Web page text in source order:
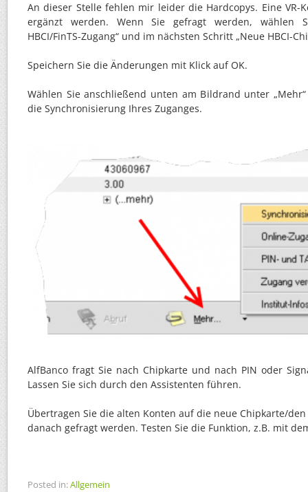
An dieser Stelle fehlen mir leider die Hardcopys. Eine VR-
ergänzt werden. Wenn Sie gefragt werden, wählen
HBCI/FinTS-Zugang“ und im nächsten Schritt „Neue HBCI-
Speichern Sie die Änderungen mit Klick auf OK.
Wählen Sie anschließend unten am Bildrand unter
die Synchronisierung Ihres Zuganges.
AlfBanco fragt Sie nach Chipkarte und nach PIN oder
Lassen Sie sich durch den Assistenten führen.
Übertragen Sie die alten Konten auf die neue Chipkarte/
danach gefragt werden. Testen Sie die Funktion, z.B. mit
Posted in:Allgemein